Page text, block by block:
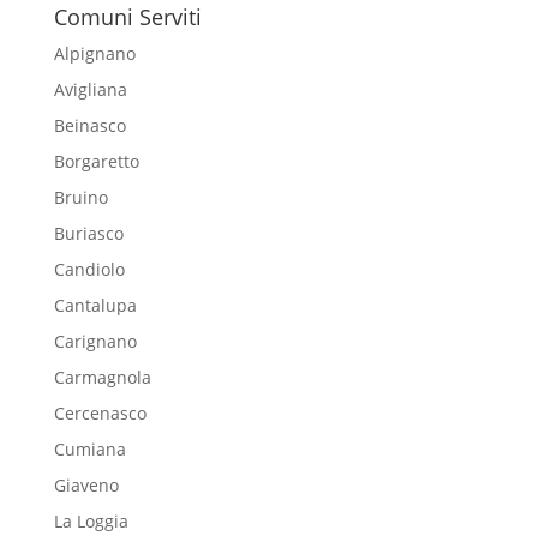
Comuni Serviti
Alpignano
Avigliana
Beinasco
Borgaretto
Bruino
Buriasco
Candiolo
Cantalupa
Carignano
Carmagnola
Cercenasco
Cumiana
Giaveno
La Loggia